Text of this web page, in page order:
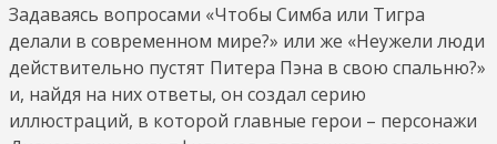
Задаваясь вопросами «Чтобы Симба или Тигра
делали в современном мире?» или же «Неужели люди
действительно пустят Питера Пэна в свою спальню?»
и, найдя на них ответы, он создал серию
иллюстраций, в которой главные герои – персонажи